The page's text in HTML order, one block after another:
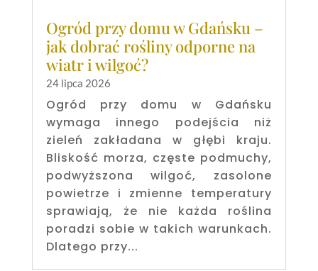
Ogród przy domu w Gdańsku –
jak dobrać rośliny odporne na
wiatr i wilgoć?
24 lipca 2026
Ogród przy domu w Gdańsku
wymaga innego podejścia niż
zieleń zakładana w głębi kraju.
Bliskość morza, częste podmuchy,
podwyższona wilgoć, zasolone
powietrze i zmienne temperatury
sprawiają, że nie każda roślina
poradzi sobie w takich warunkach.
Dlatego przy...